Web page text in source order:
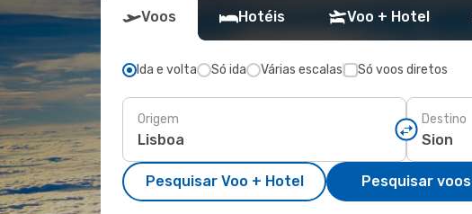
Voos Hotéis Voo + Hotel
Ida e volta Só ida Várias escalas Só voos diretos
Origem Destino
Pesquisar Voo + Hotel Pesquisar voos